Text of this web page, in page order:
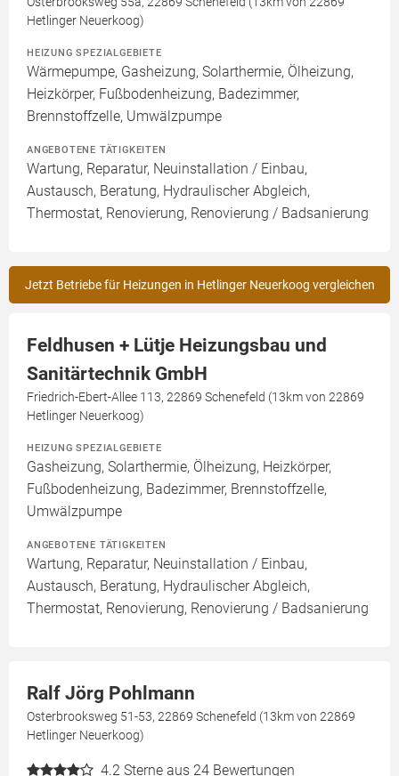
Hetlinger Neuerkoog)
HEIZUNG SPEZIALGEBIETE
Wärmepumpe, Gasheizung, Solarthermie, Ölheizung,
Heizkörper, Fußbodenheizung, Badezimmer,
Brennstoffzelle, Umwälzpumpe
ANGEBOTENE TÄTIGKEITEN
Wartung, Reparatur, Neuinstallation / Einbau,
Austausch, Beratung, Hydraulischer Abgleich,
Thermostat, Renovierung, Renovierung / Badsanierung
Jetzt Betriebe für Heizungen in Hetlinger Neuerkoog vergleichen
Feldhusen + Lütje Heizungsbau und
Sanitärtechnik GmbH
Friedrich-Ebert-Allee 113, 22869 Schenefeld (13km von 22869
Hetlinger Neuerkoog)
HEIZUNG SPEZIALGEBIETE
Gasheizung, Solarthermie, Ölheizung, Heizkörper,
Fußbodenheizung, Badezimmer, Brennstoffzelle,
Umwälzpumpe
ANGEBOTENE TÄTIGKEITEN
Wartung, Reparatur, Neuinstallation / Einbau,
Austausch, Beratung, Hydraulischer Abgleich,
Thermostat, Renovierung, Renovierung / Badsanierung
Ralf Jörg Pohlmann
Osterbrooksweg 51-53, 22869 Schenefeld (13km von 22869
Hetlinger Neuerkoog)
4.2 Sterne aus 24 Bewertungen